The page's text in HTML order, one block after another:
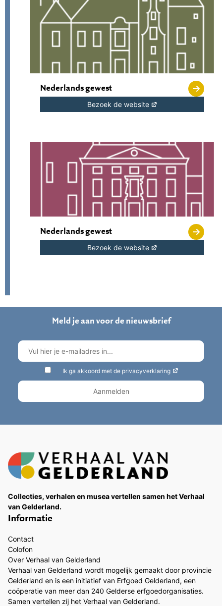
Nederlands gewest
Bezoek de website
Nederlands gewest
Bezoek de website
Meld je aan voor de nieuwsbrief
Ik ga akkoord met de privacyverklaring
Collecties, verhalen en musea vertellen samen het Verhaal
van Gelderland.
Informatie
Contact
Colofon
Over Verhaal van Gelderland
Verhaal van Gelderland wordt mogelijk gemaakt door provincie
Gelderland en is een initiatief van Erfgoed Gelderland, een
coöperatie van meer dan 240 Gelderse erfgoedorganisaties.
Samen vertellen zij het Verhaal van Gelderland.